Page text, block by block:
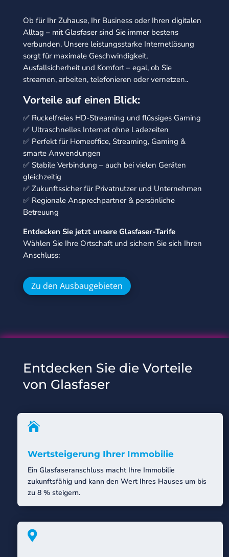
Ob für Ihr Zuhause, Ihr Business oder Ihren digitalen
Alltag – mit Glasfaser sind Sie immer bestens
verbunden. Unsere leistungsstarke Internetlösung
sorgt für maximale Geschwindigkeit,
Ausfallsicherheit und Komfort – egal, ob Sie
streamen, arbeiten, telefonieren oder vernetzen..
Vorteile auf einen Blick:
✅ Ruckelfreies HD-Streaming und flüssiges Gaming
✅ Ultraschnelles Internet ohne Ladezeiten
✅ Perfekt für Homeoffice, Streaming, Gaming &
smarte Anwendungen
✅ Stabile Verbindung – auch bei vielen Geräten
gleichzeitig
✅ Zukunftssicher für Privatnutzer und Unternehmen
✅ Regionale Ansprechpartner & persönliche
Betreuung
Entdecken Sie jetzt unsere Glasfaser-Tarife
Wählen Sie Ihre Ortschaft und sichern Sie sich Ihren
Anschluss:
Zu den Ausbaugebieten
Entdecken Sie die Vorteile
von Glasfaser

Wertsteigerung Ihrer Immobilie
Ein Glasfaseranschluss macht Ihre Immobilie
zukunftsfähig und kann den Wert Ihres Hauses um bis
zu 8 % steigern.
